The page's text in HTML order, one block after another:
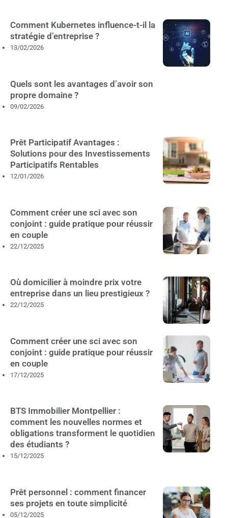
Comment Kubernetes influence-t-il la
stratégie d’entreprise ?
13/02/2026
Quels sont les avantages d’avoir son
propre domaine ?
09/02/2026
Prêt Participatif Avantages :
Solutions pour des Investissements
Participatifs Rentables
12/01/2026
Comment créer une sci avec son
conjoint : guide pratique pour réussir
en couple
22/12/2025
Où domicilier à moindre prix votre
entreprise dans un lieu prestigieux ?
22/12/2025
Comment créer une sci avec son
conjoint : guide pratique pour réussir
en couple
17/12/2025
BTS Immobilier Montpellier :
comment les nouvelles normes et
obligations transforment le quotidien
des étudiants ?
15/12/2025
Prêt personnel : comment financer
ses projets en toute simplicité
05/12/2025